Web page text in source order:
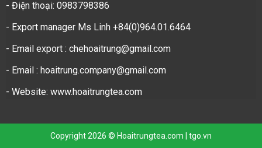
- Điện thoại: 0983798386
- Export manager Ms Linh +84(0)964.01.6464
- Email export : chehoaitrung@gmail.com
- Email : hoaitrung.company@gmail.com
- Website: www.hoaitrungtea.com
Copyright 2026 © Hoaitrungtea.com | tgo.vn